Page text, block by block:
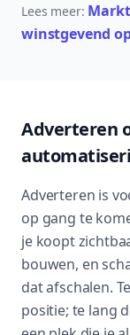
Lees meer:
winstgevend
Adverteren
Adverteren is
op gang te
je koopt
bouwen, en
dat afschalen.
positie; te lang